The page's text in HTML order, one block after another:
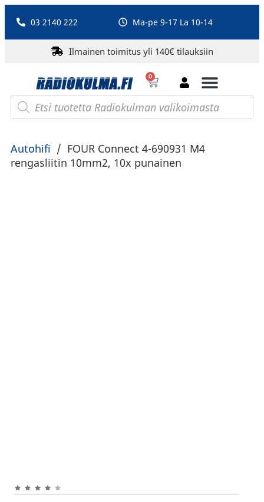
03 2140 222 Ma-pe 9-17 La 10-14
Ilmainen toimitus yli 140€ tilauksiin
0
Autohifi / FOUR Connect 4-690931 M4
rengasliitin 10mm2, 10x punainen